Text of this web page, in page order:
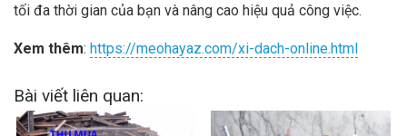
tối đa thời gian của bạn và nâng cao hiệu quả công việc.
Xem thêm: https://meohayaz.com/xi-dach-online.html
Bài viết liên quan: